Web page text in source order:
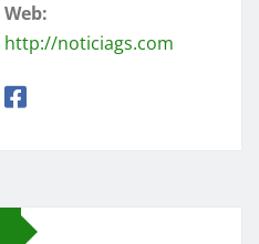
Web:
http://noticiags.com